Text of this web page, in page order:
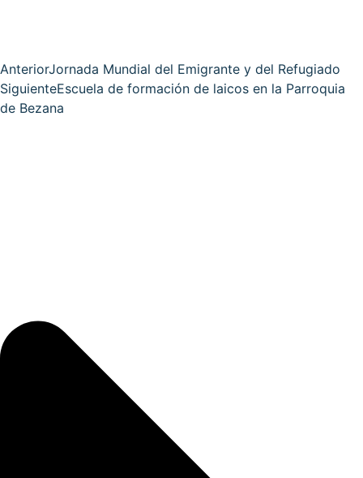
AnteriorJornada Mundial del Emigrante y del Refugiado
SiguienteEscuela de formación de laicos en la Parroquia
de Bezana